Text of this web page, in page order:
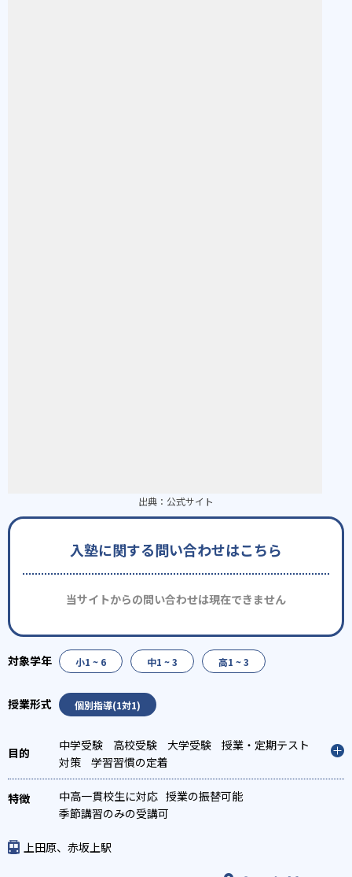
出典： 公式サイト
入塾に関する問い合わせはこちら
当サイトからの問い合わせは現在できません
小1 ~ 6 中1 ~ 3 高1 ~ 3
個別指導(1対1)
中学受験 高校受験 大学受験
授業・定期テスト
対策
学習習慣の定着
中高一貫校生に対応 授業の振替可能
季節講習のみの受講可
上田原、赤坂上駅